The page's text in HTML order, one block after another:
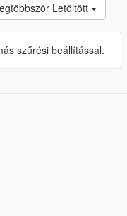
Letöltött
szűrési beállítással.